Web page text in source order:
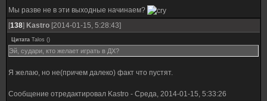
Мы разве не в эти выходные начинаем?
[138] Kastro [2014-01-15, 5:28:43]
Цитата Talos ()
Эй, судари, кто желает играть в ДХ?
Я желаю, но не(причем далеко) факт что пустят.
Сообщение отредактировал Kastro - Среда, 2014-01-15, 5:33:26